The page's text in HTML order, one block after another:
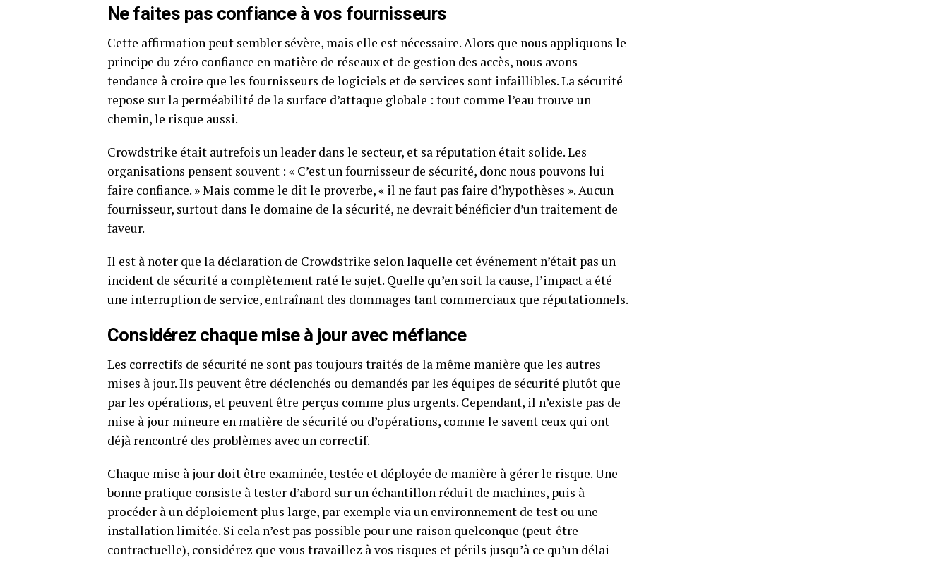
Ne faites pas confiance à vos fournisseurs
Cette affirmation peut sembler sévère, mais elle est nécessaire. Alors que nous appliquons le
principe du zéro confiance en matière de réseaux et de gestion des accès, nous avons
tendance à croire que les fournisseurs de logiciels et de services sont infaillibles. La sécurité
repose sur la perméabilité de la surface d’attaque globale : tout comme l’eau trouve un
chemin, le risque aussi.
Crowdstrike était autrefois un leader dans le secteur, et sa réputation était solide. Les
organisations pensent souvent : « C’est un fournisseur de sécurité, donc nous pouvons lui
faire confiance. » Mais comme le dit le proverbe, « il ne faut pas faire d’hypothèses ». Aucun
fournisseur, surtout dans le domaine de la sécurité, ne devrait bénéficier d’un traitement de
faveur.
Il est à noter que la déclaration de Crowdstrike selon laquelle cet événement n’était pas un
incident de sécurité a complètement raté le sujet. Quelle qu’en soit la cause, l’impact a été
une interruption de service, entraînant des dommages tant commerciaux que réputationnels.
Considérez chaque mise à jour avec méfiance
Les correctifs de sécurité ne sont pas toujours traités de la même manière que les autres
mises à jour. Ils peuvent être déclenchés ou demandés par les équipes de sécurité plutôt que
par les opérations, et peuvent être perçus comme plus urgents. Cependant, il n’existe pas de
mise à jour mineure en matière de sécurité ou d’opérations, comme le savent ceux qui ont
déjà rencontré des problèmes avec un correctif.
Chaque mise à jour doit être examinée, testée et déployée de manière à gérer le risque. Une
bonne pratique consiste à tester d’abord sur un échantillon réduit de machines, puis à
procéder à un déploiement plus large, par exemple via un environnement de test ou une
installation limitée. Si cela n’est pas possible pour une raison quelconque (peut-être
contractuelle), considérez que vous travaillez à vos risques et périls jusqu’à ce qu’un délai